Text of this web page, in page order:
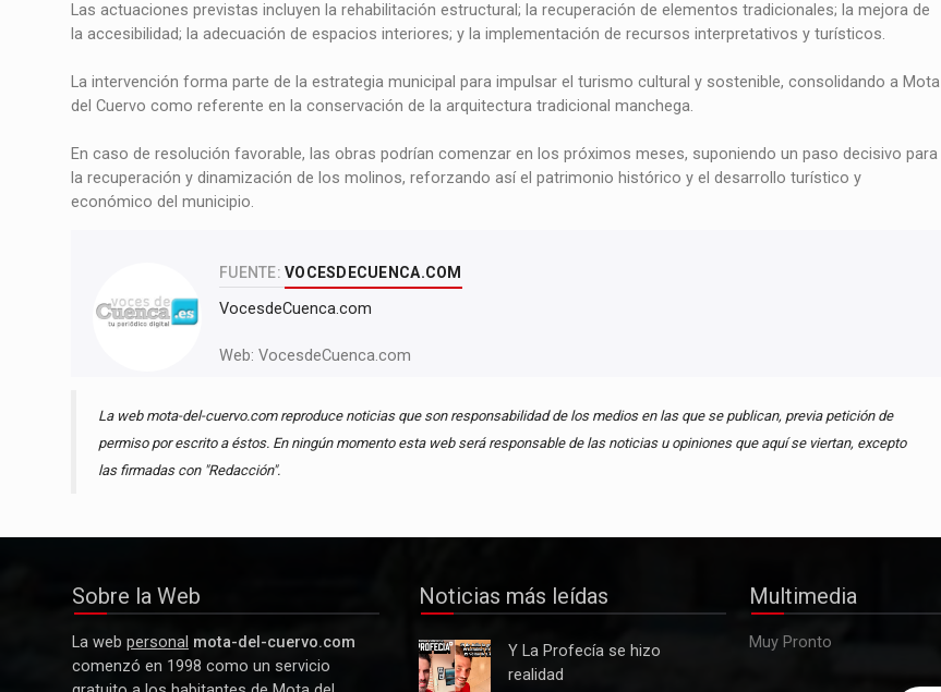
Las actuaciones previstas incluyen la rehabilitación estructural; la recuperación de elementos tradicionales; la mejora de
la accesibilidad; la adecuación de espacios interiores; y la implementación de recursos interpretativos y turísticos.
La intervención forma parte de la estrategia municipal para impulsar el turismo cultural y sostenible, consolidando a Mota
del Cuervo como referente en la conservación de la arquitectura tradicional manchega.
En caso de resolución favorable, las obras podrían comenzar en los próximos meses, suponiendo un paso decisivo para
la recuperación y dinamización de los molinos, reforzando así el patrimonio histórico y el desarrollo turístico y
económico del municipio.
FUENTE: VOCESDECUENCA.COM
VocesdeCuenca.com
Web: VocesdeCuenca.com
La web mota-del-cuervo.com reproduce noticias que son responsabilidad de los medios en las que se publican, previa petición de
permiso por escrito a éstos. En ningún momento esta web será responsable de las noticias u opiniones que aquí se viertan, excepto
las firmadas con "Redacción".
Sobre la Web
La web personal mota-del-cuervo.com
comenzó en 1998 como un servicio
Noticias más leídas
Y La
Profecía
Y La Profecía se hizo
realidad
Multimedia
Muy Pronto